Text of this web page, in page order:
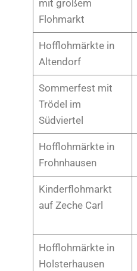
mit großem
Flohmarkt
Hofflohmärkte in
Altendorf
Sommerfest mit
Trödel im
Südviertel
Hofflohmärkte in
Frohnhausen
Kinderflohmarkt
auf Zeche Carl
Hofflohmärkte in
Holsterhausen